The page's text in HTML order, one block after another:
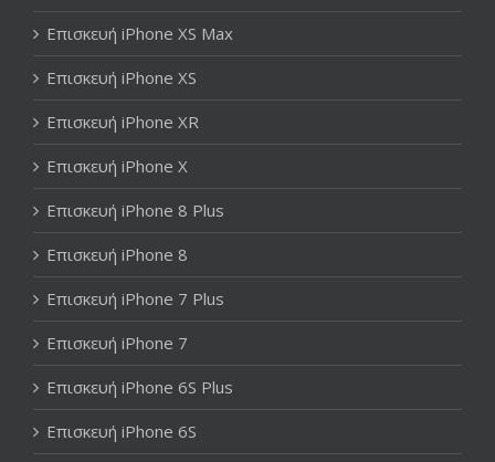
Επισκευή iPhone XS Max
Επισκευή iPhone XS
Επισκευή iPhone XR
Επισκευή iPhone X
Επισκευή iPhone 8 Plus
Επισκευή iPhone 8
Επισκευή iPhone 7 Plus
Επισκευή iPhone 7
Επισκευή iPhone 6S Plus
Επισκευή iPhone 6S